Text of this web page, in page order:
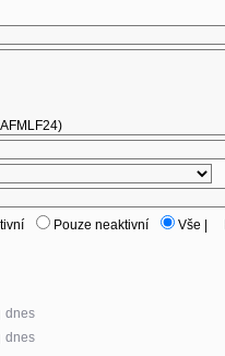
Pouze neaktivní Vše
dnes
dnes